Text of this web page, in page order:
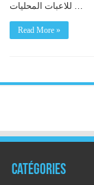
للاعبات المحليات …
Read More »
Catégories